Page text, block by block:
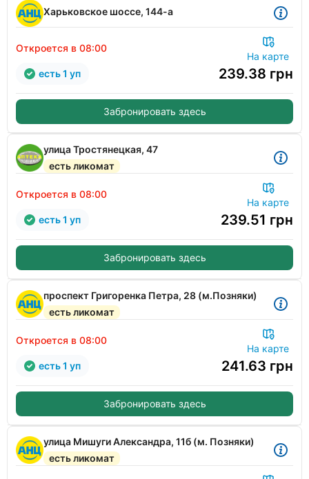
Харьковское шоссе, 144-а
Откроется в 08:00
На карте
239.38 грн
есть 1 уп
Забронировать здесь
улица Тростянецкая, 47
есть ликомат
Откроется в 08:00
На карте
239.51 грн
есть 1 уп
Забронировать здесь
проспект Григоренка Петра, 28 (м.Позняки)
есть ликомат
Откроется в 08:00
На карте
241.63 грн
есть 1 уп
Забронировать здесь
улица Мишуги Александра, 11б (м. Позняки)
есть ликомат